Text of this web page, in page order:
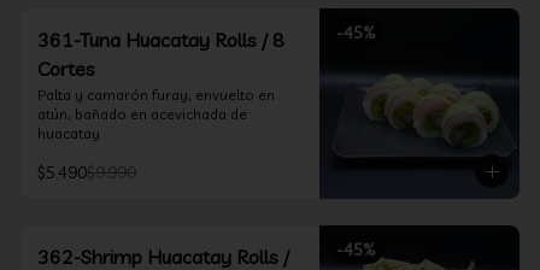
-45%
361-Tuna Huacatay Rolls / 8
Cortes
Palta y camarón furay, envuelto en
atún, bañado en acevichada de
huacatay
$5.490$9.990
-45%
362-Shrimp Huacatay Rolls /